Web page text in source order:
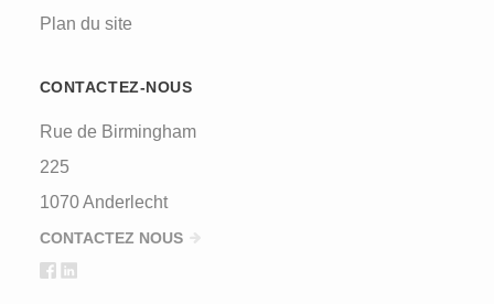
Plan du site
CONTACTEZ-NOUS
Rue de Birmingham
225
1070 Anderlecht
CONTACTEZ NOUS